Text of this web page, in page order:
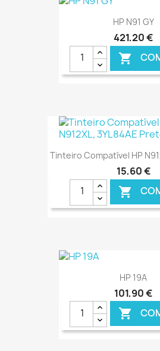
HP N91 GY
421,20 €

Tinteiro Compatível HP
15,60 €

HP 19A
101,90 €
